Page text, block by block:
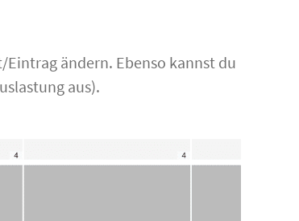
ändern. Ebenso kannst du
aus).